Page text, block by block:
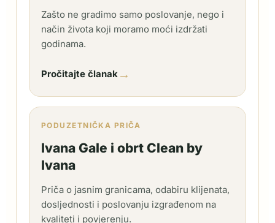
Zašto ne gradimo samo poslovanje, nego i
način života koji moramo moći izdržati
godinama.
Pročitajte članak →
PODUZETNIČKA PRIČA
Ivana Gale i obrt Clean by
Ivana
Priča o jasnim granicama, odabiru klijenata,
dosljednosti i poslovanju izgrađenom na
kvaliteti i povjerenju.